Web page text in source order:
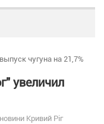
чугуна на 21,7%
увеличил
Кривий Ріг